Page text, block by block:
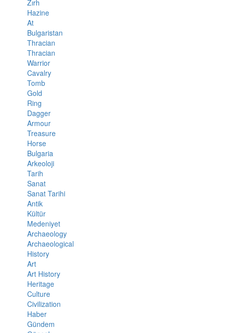
Zırh
Hazine
At
Bulgaristan
Thracian
Thracian
Warrior
Cavalry
Tomb
Gold
Ring
Dagger
Armour
Treasure
Horse
Bulgaria
Arkeoloji
Tarih
Sanat
Sanat Tarihi
Antik
Kültür
Medeniyet
Archaeology
Archaeological
History
Art
Art History
Heritage
Culture
Civilization
Haber
Gündem